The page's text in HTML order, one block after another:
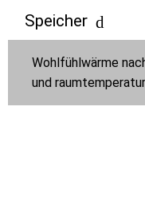
Speicher
Wohlfühlwärme
und